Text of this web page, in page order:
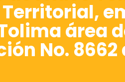
área
No. 8662